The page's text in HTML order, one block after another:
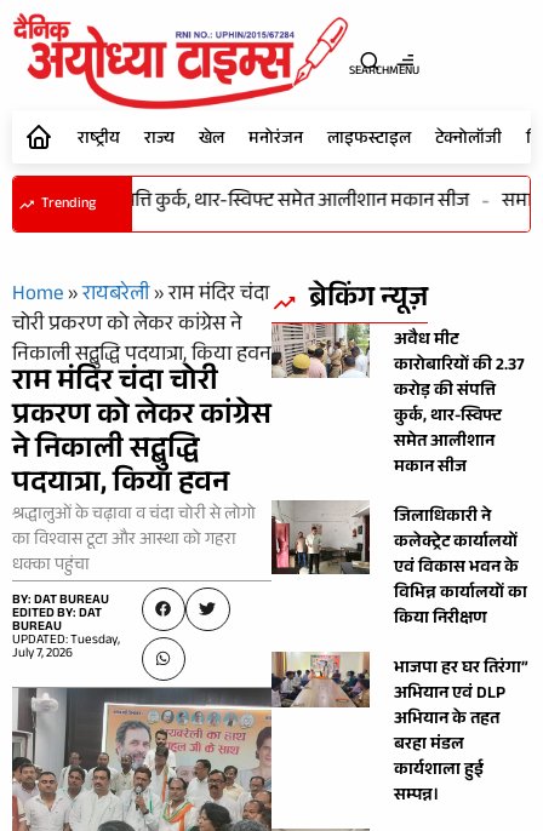
SEARCHMENU
राष्ट्रीय राज्य खेल मनोरंजन लाइफस्टाइल टेक्नोलॉजी
Trending
करोड़ की संपत्ति कुर्क, थार-स्विफ्ट समेत आलीशान मकान सीज - समाज
Home»रायबरेली»राम मंदिर चंदा
चोरी प्रकरण को लेकर कांग्रेस ने
निकाली सद्बुद्धि पदयात्रा, किया हवन
राम मंदिर चंदा चोरी
प्रकरण को लेकर कांग्रेस
ने निकाली सद्बुद्धि
पदयात्रा, किया हवन
श्रद्धालुओं के चढ़ावा व चंदा चोरी से लोगो
का विश्वास टूटा और आस्था को गहरा
धक्का पहुंचा
BY: DAT BUREAU
EDITED BY: DAT
BUREAU
UPDATED: Tuesday,
July 7, 2026
ब्रेकिंग न्यूज़
अवैध मीट
कारोबारियों की 2.37
करोड़ की संपत्ति
कुर्क, थार-स्विफ्ट
समेत आलीशान
मकान सीज
जिलाधिकारी ने
कलेक्ट्रेट कार्यालयों
एवं विकास भवन के
विभिन्न कार्यालयों का
किया निरीक्षण
भाजपा हर घर तिरंगा”
अभियान एवं DLP
अभियान के तहत
बरहा मंडल
कार्यशाला हुई
सम्पन्न।